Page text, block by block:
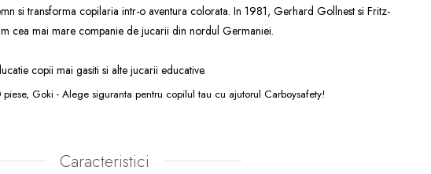
si transforma copilaria intr-o aventura colorata. In 1981, Gerhard Gollnest si Fritz-
cea mai mare companie de jucarii din nordul Germaniei.
copii mai gasiti si alte jucarii educative.
Goki - Alege siguranta pentru copilul tau cu ajutorul Carboysafety!
Caracteristici